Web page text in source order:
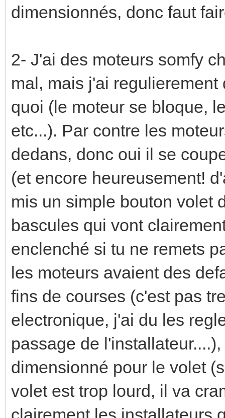
dimensionnés, donc faut
2- J'ai des moteurs somfy
mal, mais j'ai
quoi (le moteur se bloque,
etc...). Par contre les
dedans, donc oui il se
(et encore heureusement!
mis un simple bouton volet
bascules qui vont
enclenché si tu ne remets
les moteurs avaient des
fins de courses (c'est pas
electronique, j'ai du les
passage de
dimensionné pour le volet
volet est trop lourd, il va